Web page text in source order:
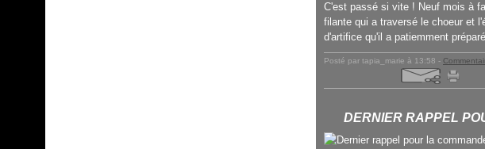
C'est passé si vite ! Neuf mois à
filante qui a traversé le choeur et
d'artifice qu'il a patiemment
Posté par tapia_marie à 13:58 -
DERNIER RAPPEL